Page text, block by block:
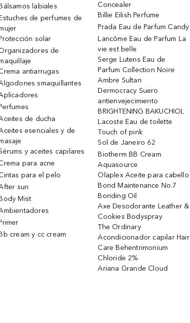
labiales
de perfumes de
solar
de
antiarrugas
smaquillantes
de ducha
esenciales y de
y aceites capilares
para acne
para el pelo
sun
Mist
cream y cc cream
Concealer
Billie Eilish Perfume
Prada Eau de Parfum Candy
Lancôme Eau de Parfum La
vie est belle
Serge Lutens Eau de
Parfum Collection Noire
Ambre Sultan
Dermocracy Suero
antienvejecimiento
BRIGHTENING BAKUCHIOL
Lacoste Eau de toilette
Touch of pink
Sol de Janeiro 62
Biotherm BB Cream
Aquasource
Olaplex Aceite para cabello
Bond Maintenance No.7
Bonding Oil
Axe Desodorante Leather &
Cookies Bodyspray
The Ordinary
Acondicionador capilar Hair
Care Behentrimonium
Chloride 2%
Ariana Grande Cloud